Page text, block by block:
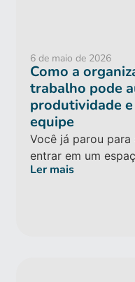
6 de maio de 2026
Como a
trabalho pode
produtividade
equipe
Você já parou
entrar em um
Ler mais